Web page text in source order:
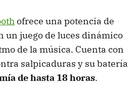
ofrece una potencia de
un juego de luces dinámico
de la música. Cuenta con
salpicaduras y su batería
de hasta 18 horas.